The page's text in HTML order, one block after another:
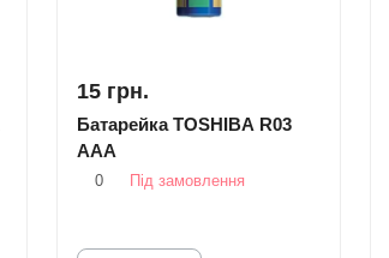
15 грн.
Батарейка TOSHIBA R03
AAA
0 Під замовлення